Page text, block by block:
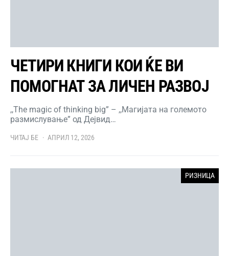
ЧЕТИРИ КНИГИ КОИ ЌЕ ВИ
ПОМОГНАТ ЗА ЛИЧЕН РАЗВОЈ
,,The magic of thinking big” – ,,Магијата на големото
размислување” од Дejвид…
ЧИТАЈ БЕ АПРИЛ 12, 2026
РИЗНИЦА